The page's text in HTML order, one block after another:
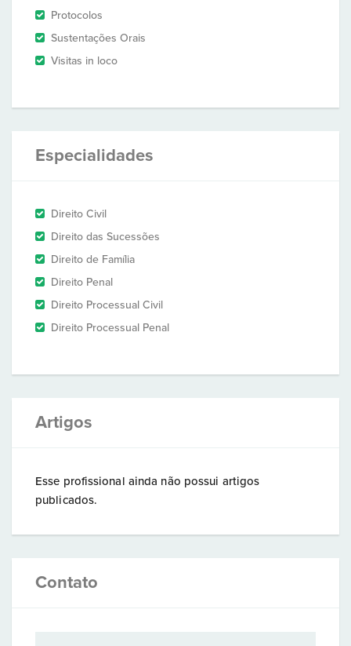
Protocolos
Sustentações Orais
Visitas in loco
Especialidades
Direito Civil
Direito das Sucessões
Direito de Família
Direito Penal
Direito Processual Civil
Direito Processual Penal
Artigos
Esse profissional ainda não possui artigos
publicados.
Contato